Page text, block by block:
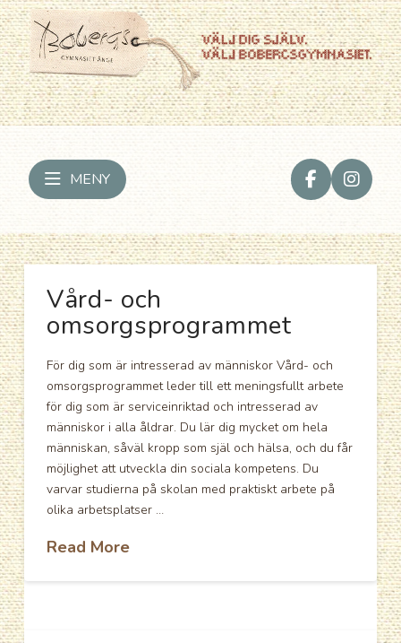
MENY
Vård- och
omsorgsprogrammet
För dig som är intresserad av människor Vård- och
omsorgsprogrammet leder till ett meningsfullt arbete
för dig som är serviceinriktad och intresserad av
människor i alla åldrar. Du lär dig mycket om hela
människan, såväl kropp som själ och hälsa, och du får
möjlighet att utveckla din sociala kompetens. Du
varvar studierna på skolan med praktiskt arbete på
olika arbetsplatser …
Read More